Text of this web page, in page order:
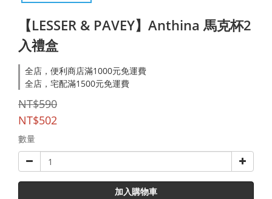
【LESSER & PAVEY】Anthina 馬克杯2
入禮盒
全店，便利商店滿1000元免運費
全店，宅配滿1500元免運費
NT$590
NT$502
數量
加入購物車